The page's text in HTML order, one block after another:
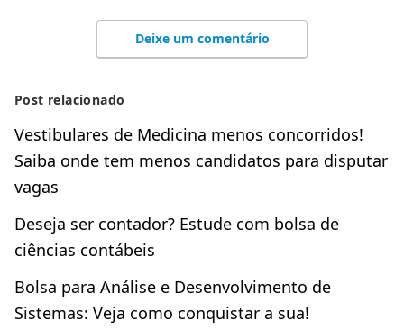
Deixe um comentário
Post relacionado
Vestibulares de Medicina menos concorridos!
Saiba onde tem menos candidatos para disputar
vagas
Deseja ser contador? Estude com bolsa de
ciências contábeis
Bolsa para Análise e Desenvolvimento de
Sistemas: Veja como conquistar a sua!